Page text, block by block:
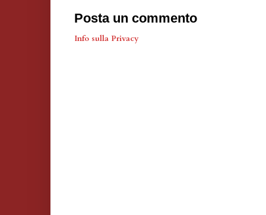
Posta un commento
Info sulla Privacy